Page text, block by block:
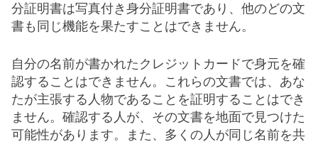
分証明書は写真付き身分証明書であり、他のどの文
書も同じ機能を果たすことはできません。
自分の名前が書かれたクレジットカードで身元を確
認することはできません。これらの文書では、あな
たが主張する人物であることを証明することはでき
ません。確認する人が、その文書を地面で見つけた
可能性があります。また、多くの人が同じ名前を共